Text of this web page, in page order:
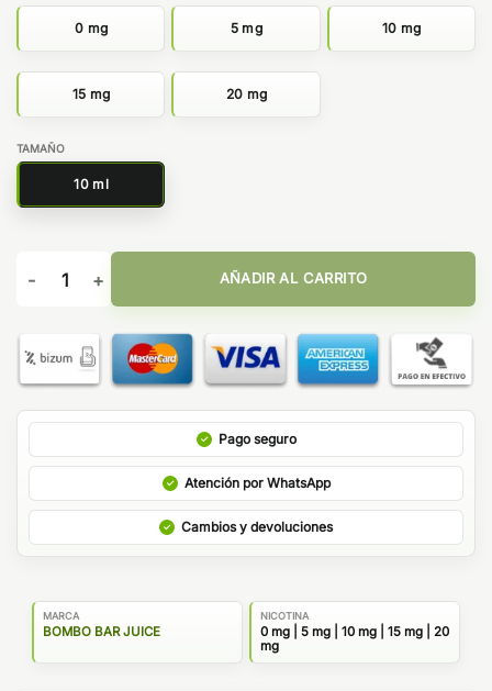
0 mg 5 mg 10 mg
15 mg 20 mg
TAMAÑO
10 ml
Kiwi Guava Passion Ice 10ml - Bar Juice by Bombo cantidad
AÑADIR AL CARRITO
Pago seguro
Atención por WhatsApp
Cambios y devoluciones
MARCA
BOMBO BAR JUICE
NICOTINA
0 mg | 5 mg | 10 mg | 15 mg | 20
mg